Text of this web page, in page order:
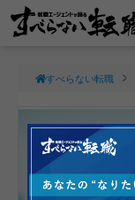
すべらない転職